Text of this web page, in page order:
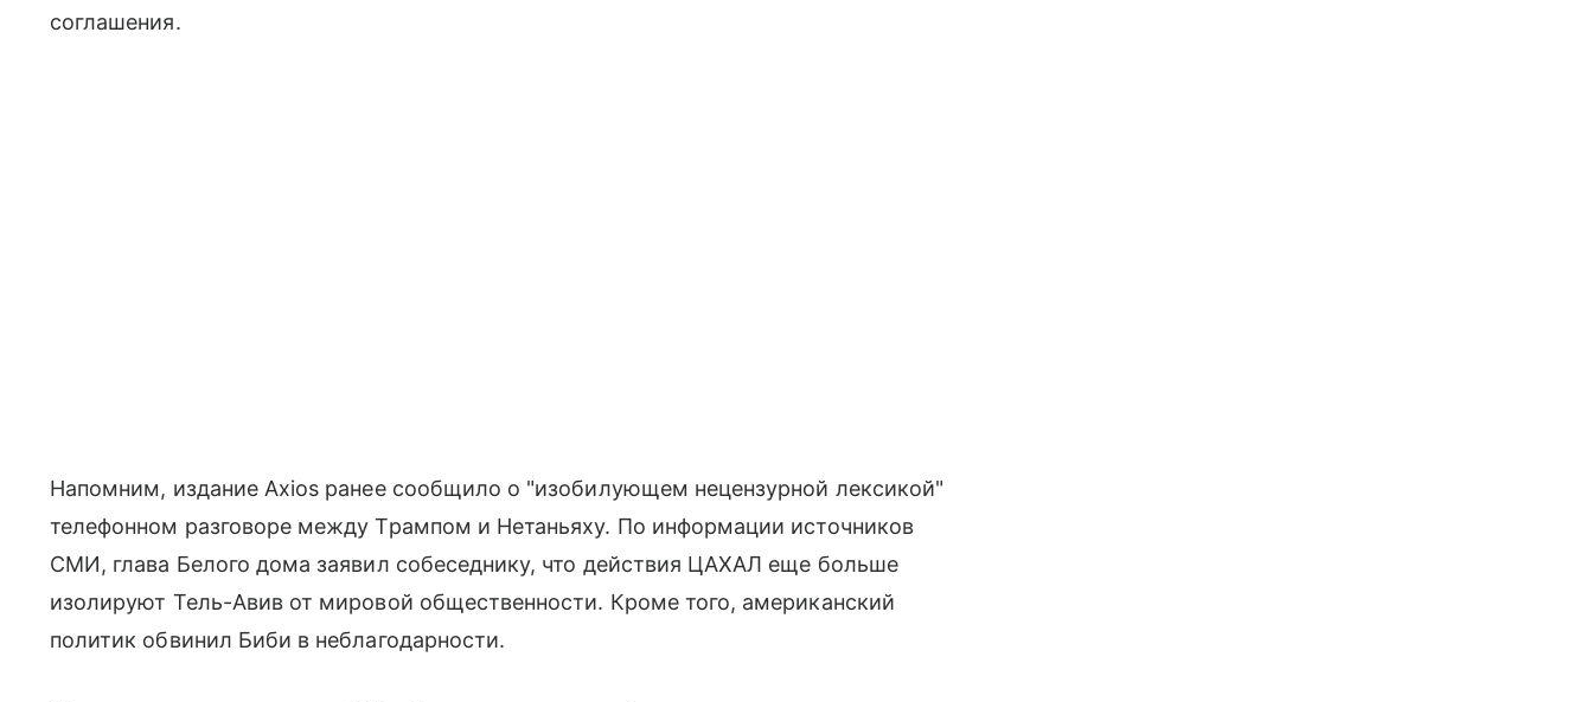
соглашения.
Напомним, издание Axios ранее сообщило о "изобилующем нецензурной лексикой"
телефонном разговоре между Трампом и Нетаньяху. По информации источников
СМИ, глава Белого дома заявил собеседнику, что действия ЦАХАЛ еще больше
изолируют Тель-Авив от мировой общественности. Кроме того, американский
политик обвинил Биби в неблагодарности.